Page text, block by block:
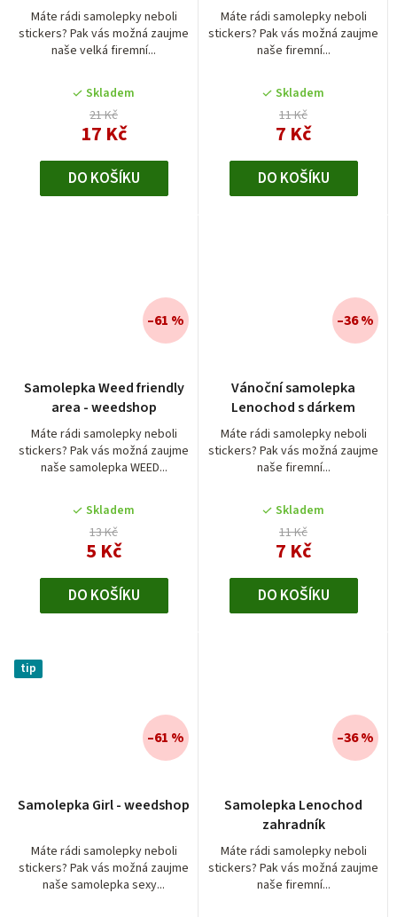
Máte rádi samolepky neboli
stickers? Pak vás možná zaujme
naše velká firemní...
je
5,0
z
hvězdiček.
Skladem
21 Kč
17 Kč
DO KOŠÍKU
Máte rádi samolepky neboli
stickers? Pak vás možná zaujme
naše firemní...
je
5,0
z
hvězdiček.
Skladem
11 Kč
7 Kč
DO KOŠÍKU
Samolepka Weed friendly
area - weedshop
Máte rádi samolepky neboli
stickers? Pak vás možná zaujme
naše samolepka WEED...
hodnocení
produktu
je
5,0
z
hvězdiček.
Skladem
13 Kč
5 Kč
–61 %
DO KOŠÍKU
Vánoční samolepka
Lenochod s dárkem
Máte rádi samolepky neboli
stickers? Pak vás možná zaujme
naše firemní...
Skladem
11 Kč
7 Kč
–36 %
DO KOŠÍKU
tip
Samolepka Girl - weedshop
Máte rádi samolepky neboli
stickers? Pak vás možná zaujme
naše samolepka sexy...
hodnocení
je
5,0
z
–61 %
Samolepka Lenochod
zahradník
Máte rádi samolepky neboli
stickers? Pak vás možná zaujme
naše firemní...
hodnocení
produktu
je
5,0
z
–36 %